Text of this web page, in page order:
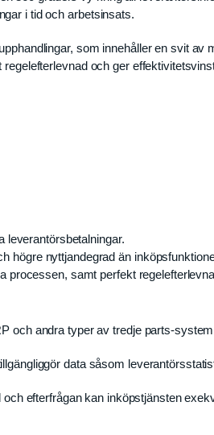
i tid och arbetsinsats.
som innehåller en svit av
och ger
leverantörsbetalningar.
högre nyttjandegrad än
samt perfekt
och andra typer av tredje parts-
data såsom
efterfrågan kan inköpstjänsten